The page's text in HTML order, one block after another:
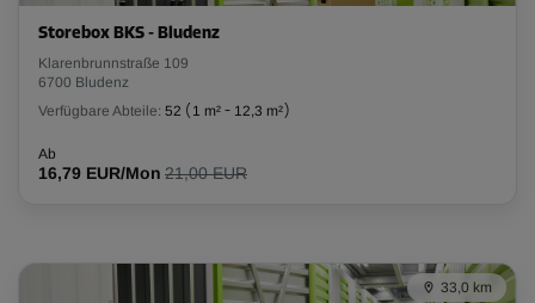
Storebox BKS - Bludenz
Klarenbrunnstraße 109
6700 Bludenz
Verfügbare Abteile: 52 ( 1 m² - 12,3 m²)
Ab
16,79 EUR/Mon 21,00 EUR
33,0 km